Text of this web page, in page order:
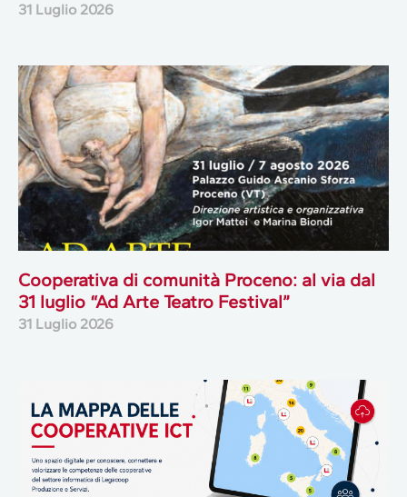
31 Luglio 2026
Cooperativa di comunità Proceno: al via dal
31 luglio “Ad Arte Teatro Festival”
31 Luglio 2026